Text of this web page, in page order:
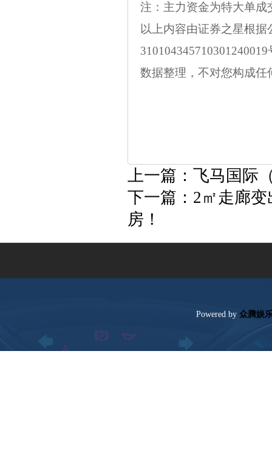
注：主力资金为特大单
以上内容由证券之星根
数据整理，不对您构成
上一篇： 飞马国际
下一篇： 2㎡走廊
房！
Poweredby 众腾娱